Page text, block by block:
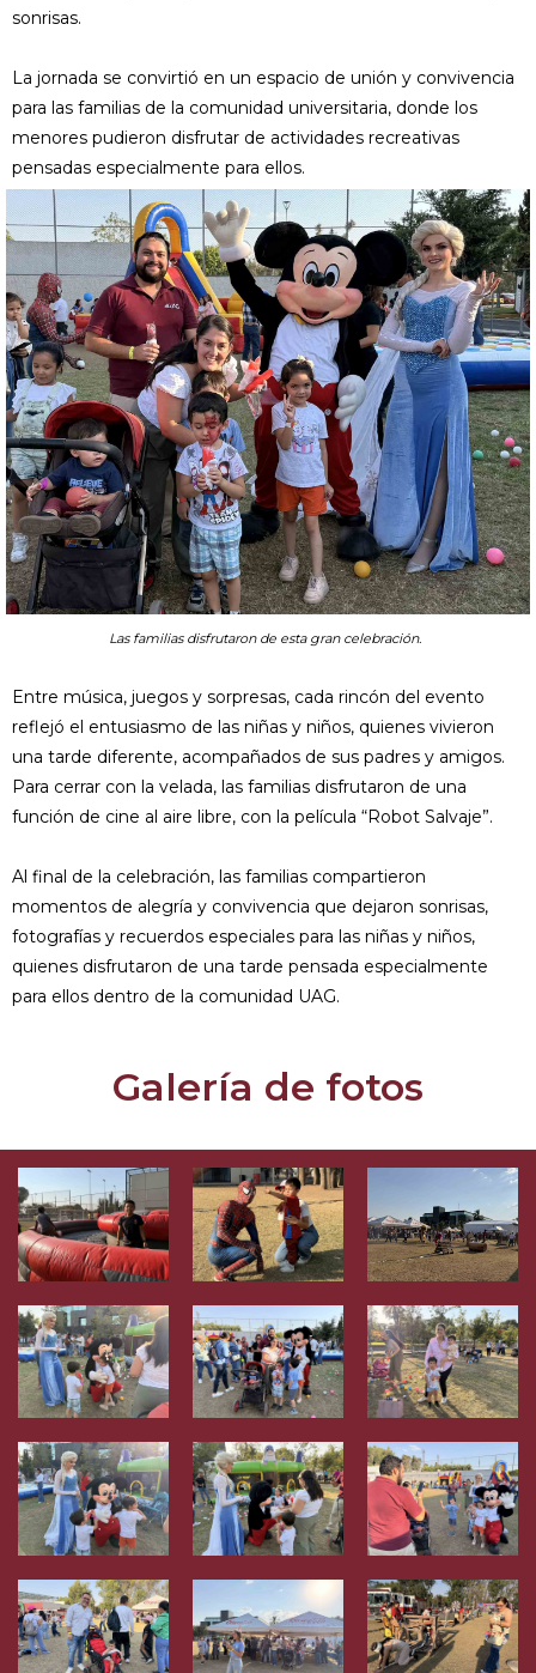
sonrisas.
La jornada se convirtió en un espacio de unión y convivencia
para las familias de la comunidad universitaria, donde los
menores pudieron disfrutar de actividades recreativas
pensadas especialmente para ellos.
Las familias disfrutaron de esta gran celebración.
Entre música, juegos y sorpresas, cada rincón del evento
reflejó el entusiasmo de las niñas y niños, quienes vivieron
una tarde diferente, acompañados de sus padres y amigos.
Para cerrar con la velada, las familias disfrutaron de una
función de cine al aire libre, con la película “Robot Salvaje”.
Al final de la celebración, las familias compartieron
momentos de alegría y convivencia que dejaron sonrisas,
fotografías y recuerdos especiales para las niñas y niños,
quienes disfrutaron de una tarde pensada especialmente
para ellos dentro de la comunidad UAG.
Galería de fotos